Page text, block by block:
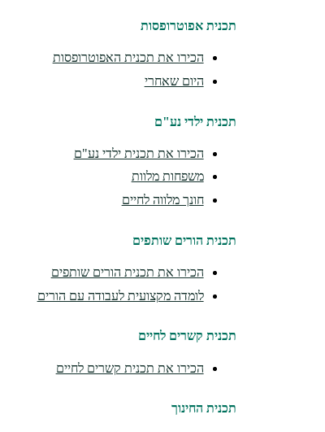
תכנית אפוטרופסות
הכירו את תכנית האפוטרופסות
היום שאחרי
תכנית ילדי נע"ם
הכירו את תכנית ילדי נע"ם
משפחות מלוות
חונך מלווה לחיים
תכנית הורים שותפים
הכירו את תכנית הורים שותפים
לומדה מקצועית לעבודה עם הורים
תכנית קשרים לחיים
הכירו את תכנית קשרים לחיים
תכנית החינוך